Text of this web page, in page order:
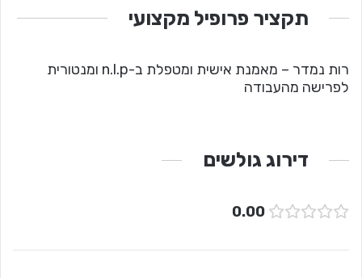
תקציר פרופיל מקצועי
רות נמדר – מאמנת אישית ומטפלת ב-n.l.p ומנטורית
לפרישה מהעבודה
דירוג גולשים
0.00